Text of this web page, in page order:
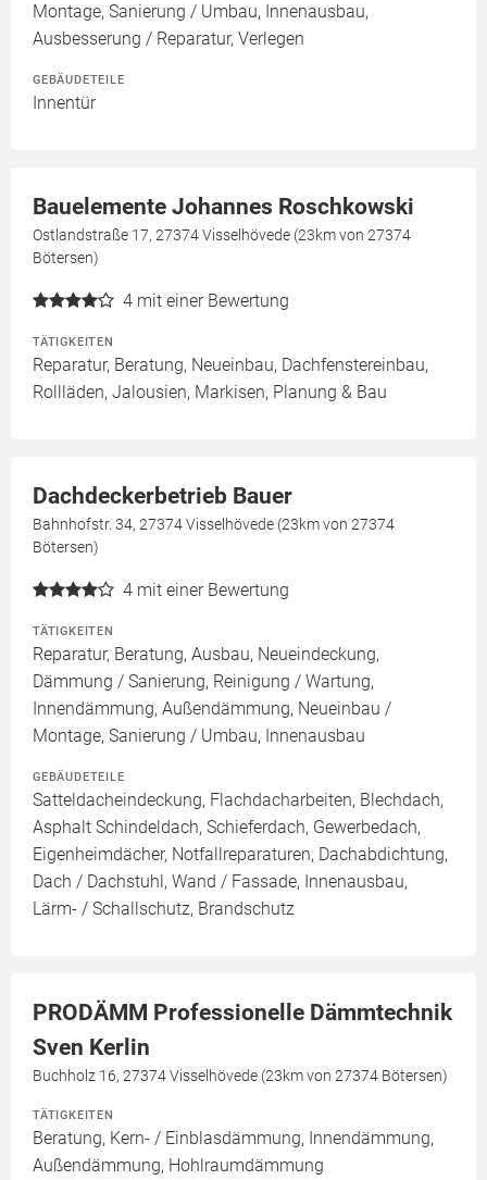
Montage, Sanierung / Umbau, Innenausbau,
Ausbesserung / Reparatur, Verlegen
GEBÄUDETEILE
Innentür
Bauelemente Johannes Roschkowski
Ostlandstraße 17, 27374 Visselhövede (23km von 27374
Bötersen)
4 mit einer Bewertung
TÄTIGKEITEN
Reparatur, Beratung, Neueinbau, Dachfenstereinbau,
Rollläden, Jalousien, Markisen, Planung & Bau
Dachdeckerbetrieb Bauer
Bahnhofstr. 34, 27374 Visselhövede (23km von 27374
Bötersen)
4 mit einer Bewertung
TÄTIGKEITEN
Reparatur, Beratung, Ausbau, Neueindeckung,
Dämmung / Sanierung, Reinigung / Wartung,
Innendämmung, Außendämmung, Neueinbau /
Montage, Sanierung / Umbau, Innenausbau
GEBÄUDETEILE
Satteldacheindeckung, Flachdacharbeiten, Blechdach,
Asphalt Schindeldach, Schieferdach, Gewerbedach,
Eigenheimdächer, Notfallreparaturen, Dachabdichtung,
Dach / Dachstuhl, Wand / Fassade, Innenausbau,
Lärm- / Schallschutz, Brandschutz
PRODÄMM Professionelle Dämmtechnik
Sven Kerlin
Buchholz 16, 27374 Visselhövede (23km von 27374 Bötersen)
TÄTIGKEITEN
Beratung, Kern- / Einblasdämmung, Innendämmung,
Außendämmung, Hohlraumdämmung